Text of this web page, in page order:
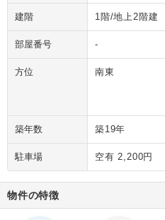
建階 1階/地上2階建
部屋番号 -
方位 南東
築年数 築19年
駐車場 空有 2,200円
物件の特徴